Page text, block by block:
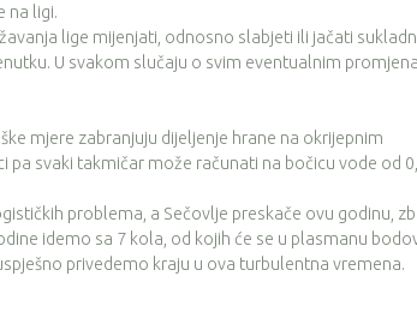
na ligi.
lige mijenjati, odnosno slabjeti ili jačati
U svakom slučaju o svim eventualnim
mjere zabranjuju dijeljenje hrane na okrijepnim
svaki takmičar može računati na bočicu vode od
problema, a Sečovlje preskače ovu godinu,
idemo sa 7 kola, od kojih će se u plasmanu
privedemo kraju u ova turbulentna vremena.